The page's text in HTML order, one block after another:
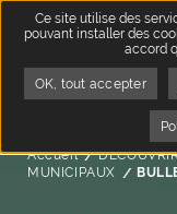
Accueil
MUNICIPAUX
Page
Ce site utilise des
pouvant installer des
accord
OK, tout accepter